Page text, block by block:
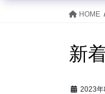
HOME
新
2023年